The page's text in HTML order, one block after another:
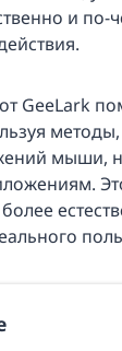
и по-
GeeLark
мыши,